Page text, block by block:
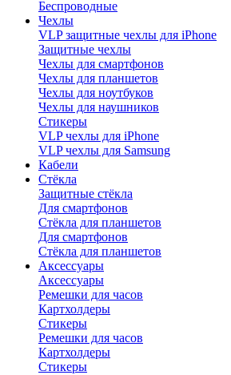
Беспроводные
Чехлы
VLP защитные чехлы для iPhone
Защитные чехлы
Чехлы для смартфонов
Чехлы для планшетов
Чехлы для ноутбуков
Чехлы для наушников
Стикеры
VLP чехлы для iPhone
VLP чехлы для Samsung
Кабели
Стёкла
Защитные стёкла
Для смартфонов
Стёкла для планшетов
Для смартфонов
Стёкла для планшетов
Аксессуары
Аксессуары
Ремешки для часов
Картхолдеры
Стикеры
Ремешки для часов
Картхолдеры
Стикеры